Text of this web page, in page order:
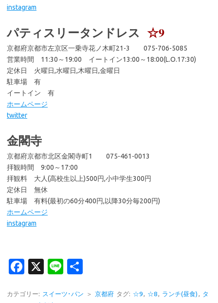
instagram
パティスリータンドレス ☆9
京都府京都市左京区一乗寺花ノ木町21-3 075-706-5085
営業時間 11:30～19:00 イートイン13:00～18:00(L.O.17:30)
定休日 火曜日,水曜日,木曜日,金曜日
駐車場 有
イートイン 有
ホームページ
twitter
金閣寺
京都府京都市北区金閣寺町1 075-461-0013
拝観時間 9:00～17:00
拝観料 大人(高校生以上)500円,小中学生300円
定休日 無休
駐車場 有料(最初の60分400円,以降30分毎200円)
ホームページ
instagram
Fa
e
X
Li
e
カテゴリー: スイーツ･パン ＞ 京都府 タグ: ☆9 ☆8 ランチ(昼食)
タ